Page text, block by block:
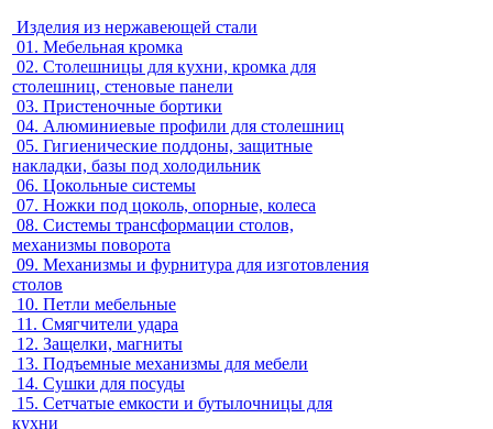
Изделия из нержавеющей стали
01. Мебельная кромка
02. Столешницы для кухни, кромка для
столешниц, стеновые панели
03. Пристеночные бортики
04. Алюминиевые профили для столешниц
05. Гигиенические поддоны, защитные
накладки, базы под холодильник
06. Цокольные системы
07. Ножки под цоколь, опорные, колеса
08. Системы трансформации столов,
механизмы поворота
09. Механизмы и фурнитура для изготовления
столов
10. Петли мебельные
11. Смягчители удара
12. Защелки, магниты
13. Подъемные механизмы для мебели
14. Сушки для посуды
15. Сетчатые емкости и бутылочницы для
кухни